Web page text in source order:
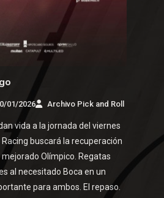
01/2026 Archivo Pick and Roll
vida a la jornada del viernes
Racing buscará la recuperación
Olímpico. Regatas
al necesitado Boca en un
para ambos. El repaso.